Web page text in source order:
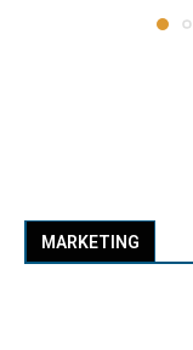
MARKETING